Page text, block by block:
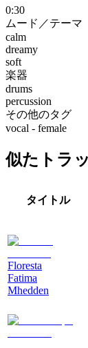
0:30
ムード／テーマ
calm
dreamy
soft
楽器
drums
percussion
その他のタグ
vocal - female
似たトラ
タイトル
Floresta
Fatima
Mhedden